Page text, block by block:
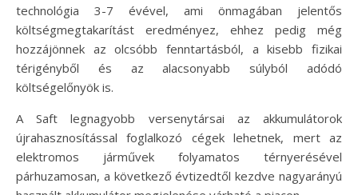
technológia 3-7 évével, ami önmagában jelentős
költségmegtakarítást eredményez, ehhez pedig még
hozzájönnek az olcsóbb fenntartásból, a kisebb fizikai
térigényből és az alacsonyabb súlyból adódó
költségelőnyök is.
A Saft legnagyobb versenytársai az akkumulátorok
újrahasznosítással foglalkozó cégek lehetnek, mert az
elektromos járművek folyamatos térnyerésével
párhuzamosan, a következő évtizedtől kezdve nagyarányú